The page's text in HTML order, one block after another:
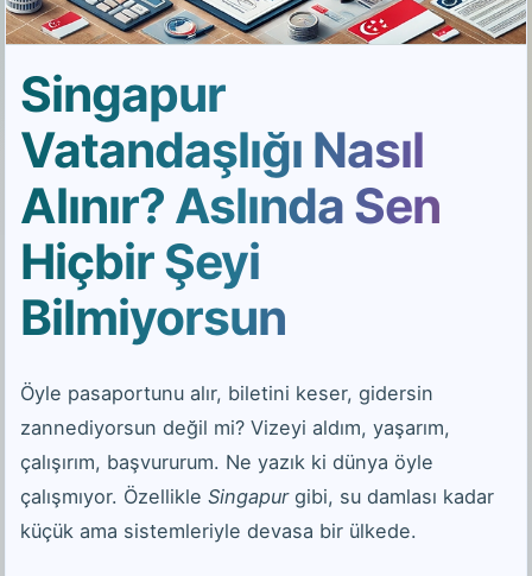
Singapur
Vatandaşlığı Nasıl
Alınır? Aslında Sen
Hiçbir Şeyi
Bilmiyorsun
Öyle pasaportunu alır, biletini keser, gidersin
zannediyorsun değil mi? Vizeyi aldım, yaşarım,
çalışırım, başvururum. Ne yazık ki dünya öyle
çalışmıyor. Özellikle Singapurgibi, su damlası kadar
küçük ama sistemleriyle devasa bir ülkede.